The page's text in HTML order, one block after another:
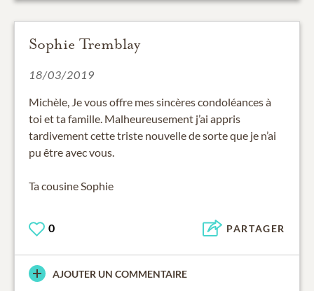
Sophie Tremblay
18/03/2019
Michèle, Je vous offre mes sincères condoléances à
toi et ta famille. Malheureusement j’ai appris
tardivement cette triste nouvelle de sorte que je n’ai
pu être avec vous.
Ta cousine Sophie
0 PARTAGER
AJOUTER UN COMMENTAIRE